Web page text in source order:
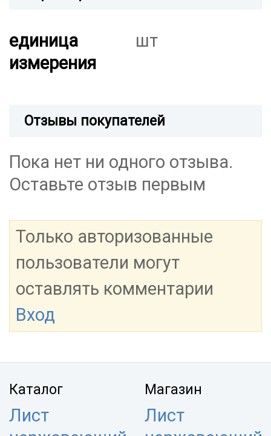
единица
измерения
шт
Отзывы покупателей
Пока нет ни одного отзыва.
Оставьте отзыв первым
Только авторизованные
пользователи могут
оставлять комментарии
Вход
Каталог
Лист
Магазин
Лист